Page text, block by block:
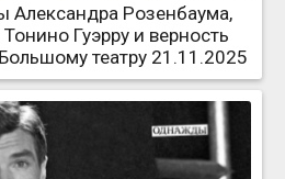
Александра Розенбаума,
Гуэрру и верность
театру 21.11.2025